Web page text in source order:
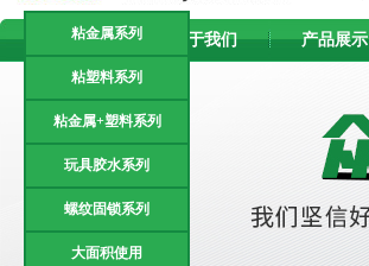
首 页 关于我们 产品展示
粘金属系列
粘塑料系列
粘金属+塑料系列
玩具胶水系列
螺纹固锁系列
大面积使用